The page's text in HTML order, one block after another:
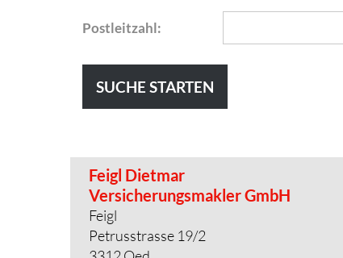
Postleitzahl:
Feigl Dietmar
Versicherungsmakler GmbH
Feigl
Petrusstrasse 19/2